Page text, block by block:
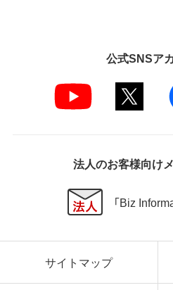
公式SNSア
法人のお客様向け
「Biz
サイトマップ